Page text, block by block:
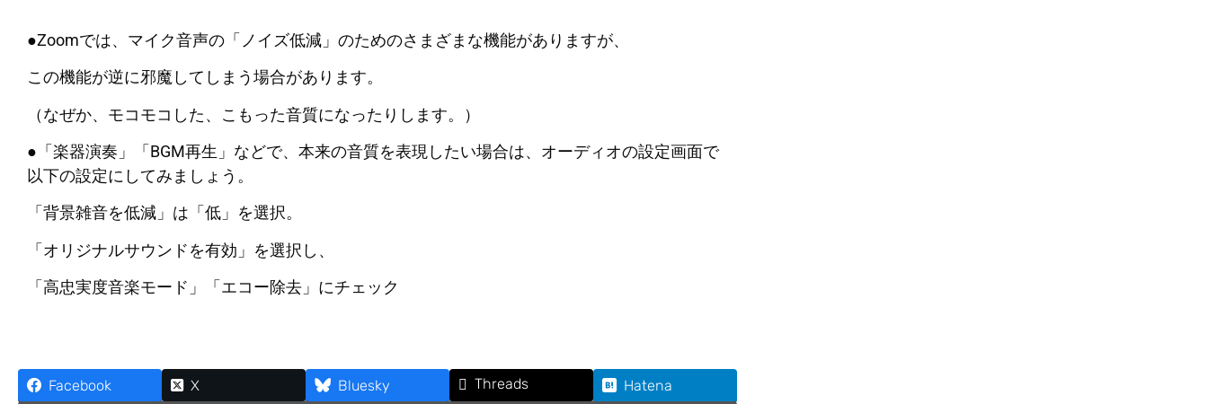
●Zoomでは、マイク音声の「ノイズ低減」のためのさまざまな機能がありますが、
この機能が逆に邪魔してしまう場合があります。
（なぜか、モコモコした、こもった音質になったりします。）
●「楽器演奏」「BGM再生」などで、本来の音質を表現したい場合は、オーディオの設定画面で
以下の設定にしてみましょう。
「背景雑音を低減」は「低」を選択。
「オリジナルサウンドを有効」を選択し、
「高忠実度音楽モード」「エコー除去」にチェック
Facebook X Bluesky Threads
Hatena